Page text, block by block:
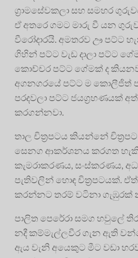
ග්‍රාමසේවකලා සහ සමහර
ඒ අතරෙ ගමට මාරු වී යන
වීරෝදාරයි. අමතරව ඌ පට්ට
ගිහින් පට්ට වැඩ දාලා පට්ට
කොච්චර පට්ට ගේමක් ද
අගනගරයේ පට්ට ම කොලීජිත්
පරදවලා පට්ට ජයග්‍රහණයක්
කරගන්නවා.
තාල චිත්‍රපටය කියන්නේ
සෙනග ආකර්ශනය කරගත
කැමරාකරණය, සංස්කරණය,
පැතිවලින් හොඳ චිත්‍රපටයක්.
කරන්නට තරම් වටිනා ගැඹුරක්
පාලිත පෙරේරා සමග හවුලේ
නදී කම්මැල්ලවීර ගැන ඇති
ඇය වැනි අයෙකුට මීට වඩා